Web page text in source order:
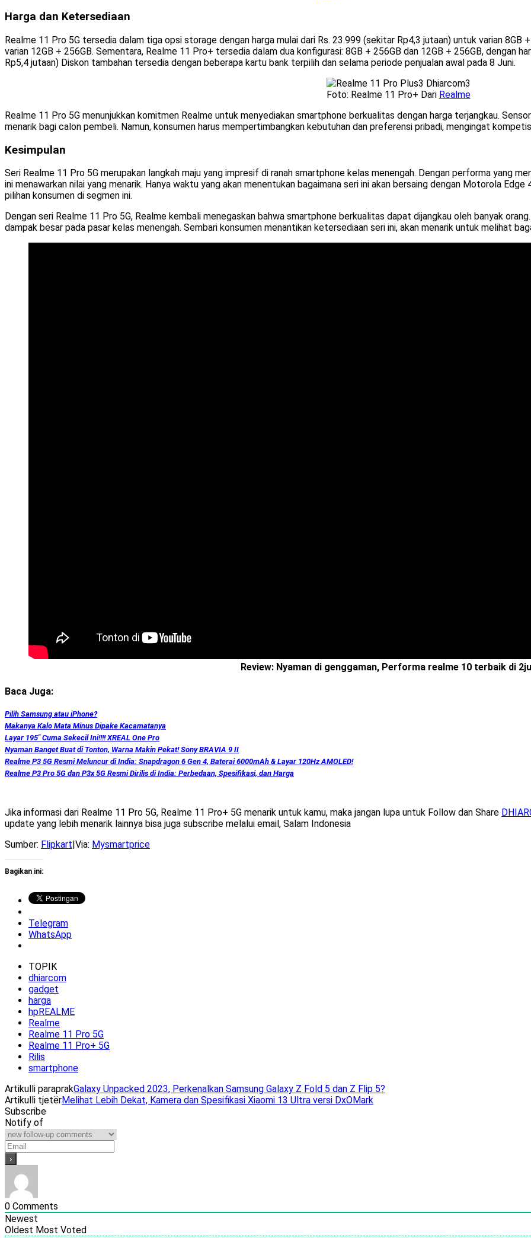
Harga dan Ketersediaan
Realme 11 Pro 5G tersedia dalam tiga opsi storage dengan harga mulai dari Rs. 23.999 (sekitar Rp4,3 jutaan) untuk varian 8GB
varian 12GB + 256GB. Sementara, Realme 11 Pro+ tersedia dalam dua konfigurasi: 8GB + 256GB dan 12GB + 256GB, dengan
Rp5,4 jutaan) Diskon tambahan tersedia dengan beberapa kartu bank terpilih dan selama periode penjualan awal pada 8 Juni.
Foto: Realme 11 Pro+ Dari Realme
Realme 11 Pro 5G menunjukkan komitmen Realme untuk menyediakan smartphone berkualitas dengan harga terjangkau.
menarik bagi calon pembeli. Namun, konsumen harus mempertimbangkan kebutuhan dan preferensi pribadi, mengingat
Kesimpulan
Seri Realme 11 Pro 5G merupakan langkah maju yang impresif di ranah smartphone kelas menengah. Dengan performa yang
ini menawarkan nilai yang menarik. Hanya waktu yang akan menentukan bagaimana seri ini akan bersaing dengan Motorola
pilihan konsumen di segmen ini.
Dengan seri Realme 11 Pro 5G, Realme kembali menegaskan bahwa smartphone berkualitas dapat dijangkau oleh banyak
dampak besar pada pasar kelas menengah. Sembari konsumen menantikan ketersediaan seri ini, akan menarik untuk melihat
Review: Nyaman di genggaman, Performa realme 10 terbaik di
Baca Juga:
Pilih Samsung atau iPhone?
Makanya Kalo Mata Minus Dipake Kacamatanya
Layar 195″ Cuma Sekecil Ini!!!! XREAL One Pro
Nyaman Banget Buat di Tonton, Warna Makin Pekat! Sony BRAVIA 9 II
Realme P3 5G Resmi Meluncur di India: Snapdragon 6 Gen 4, Baterai 6000mAh & Layar 120Hz AMOLED!
Realme P3 Pro 5G dan P3x 5G Resmi Dirilis di India: Perbedaan, Spesifikasi, dan Harga
Jika informasi dari Realme 11 Pro 5G, Realme 11 Pro+ 5G menarik untuk kamu, maka jangan lupa untuk Follow dan Share
update yang lebih menarik lainnya bisa juga subscribe melalui email, Salam Indonesia
Sumber: Flipkart|Via: Mysmartprice
Bagikan ini:
Telegram
WhatsApp
TOPIK
dhiarcom
gadget
harga
hpREALME
Realme
Realme 11 Pro 5G
Realme 11 Pro+ 5G
Rilis
smartphone
Artikulli paraprakGalaxy Unpacked 2023, Perkenalkan Samsung Galaxy Z Fold 5 dan Z Flip 5?
Artikulli tjetërMelihat Lebih Dekat, Kamera dan Spesifikasi Xiaomi 13 Ultra versi DxOMark
Subscribe
Notify of
0 Comments
Newest
Oldest Most Voted